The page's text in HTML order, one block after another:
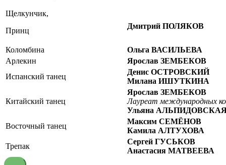
Щелкунчик,
Принц
Дмитрий ПОЛЯКОВ
Коломбина
Ольга ВАСИЛЬЕВА
Арлекин
Ярослав ЗЕМБЕКОВ
Испанский танец
Денис ОСТРОВСКИЙ
Милана ИШУТКИНА
Китайский танец
Ярослав ЗЕМБЕКОВ
Лауреат международных
Ульяна
Восточный танец
Максим СЕМЁНОВ
Камила АЛТУХОВА
Трепак
Сергей ГУСЬКОВ
Анастасия МАТВЕЕВА